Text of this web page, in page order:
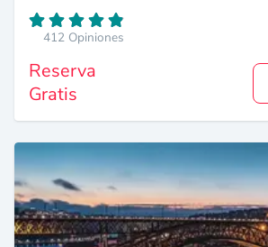
412 Opiniones
Reserva
Gratis